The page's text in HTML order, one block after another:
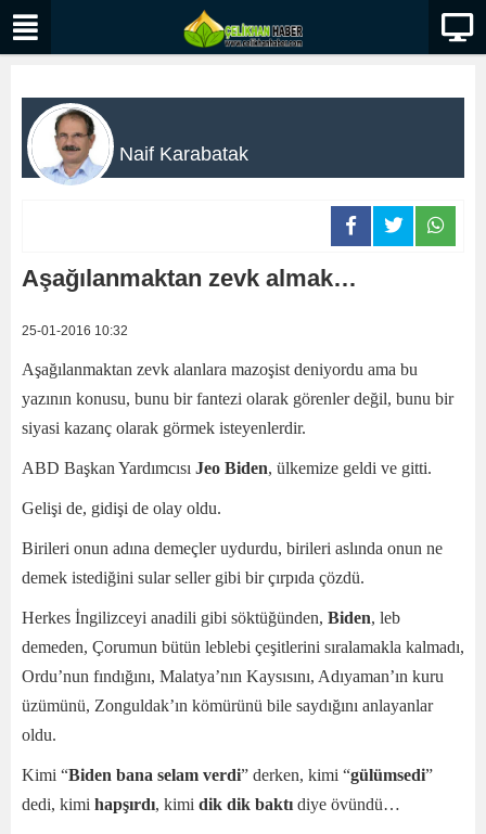
Naif Karabatak
Aşağılanmaktan zevk almak…
25-01-2016 10:32
Aşağılanmaktan zevk alanlara mazoşist deniyordu ama bu
yazının konusu, bunu bir fantezi olarak görenler değil, bunu bir
siyasi kazanç olarak görmek isteyenlerdir.
ABD Başkan Yardımcısı Jeo Biden, ülkemize geldi ve gitti.
Gelişi de, gidişi de olay oldu.
Birileri onun adına demeçler uydurdu, birileri aslında onun ne
demek istediğini sular seller gibi bir çırpıda çözdü.
Herkes İngilizceyi anadili gibi söktüğünden, Biden, leb
demeden, Çorumun bütün leblebi çeşitlerini sıralamakla kalmadı,
Ordu’nun fındığını, Malatya’nın Kaysısını, Adıyaman’ın kuru
üzümünü, Zonguldak’ın kömürünü bile saydığını anlayanlar
oldu.
Kimi “Biden bana selam verdi” derken, kimi “gülümsedi”
dedi, kimi hapşırdı, kimi dik dik baktı diye övündü…